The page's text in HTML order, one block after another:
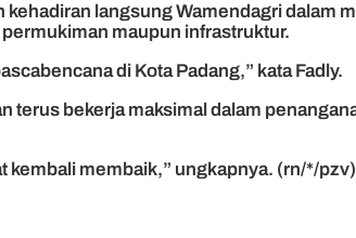
langsung Wamendagri dalam
maupun infrastruktur.
di Kota Padang,” kata Fadly.
terus bekerja maksimal dalam
kembali membaik,” ungkapnya. (rn/*/pzv)